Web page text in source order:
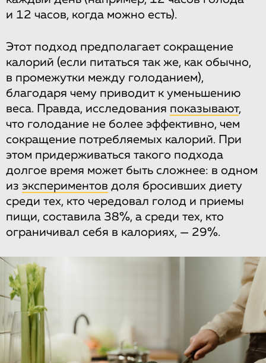
и 12 часов, когда можно есть).
Этот подход предполагает сокращение
калорий (если питаться так же, как обычно,
в промежутки между голоданием),
благодаря чему приводит к уменьшению
веса. Правда, исследования показывают,
что голодание не более эффективно, чем
сокращение потребляемых калорий. При
этом придерживаться такого подхода
долгое время может быть сложнее: в одном
из экспериментов доля бросивших диету
среди тех, кто чередовал голод и приемы
пищи, составила 38%, а среди тех, кто
ограничивал себя в калориях, — 29%.